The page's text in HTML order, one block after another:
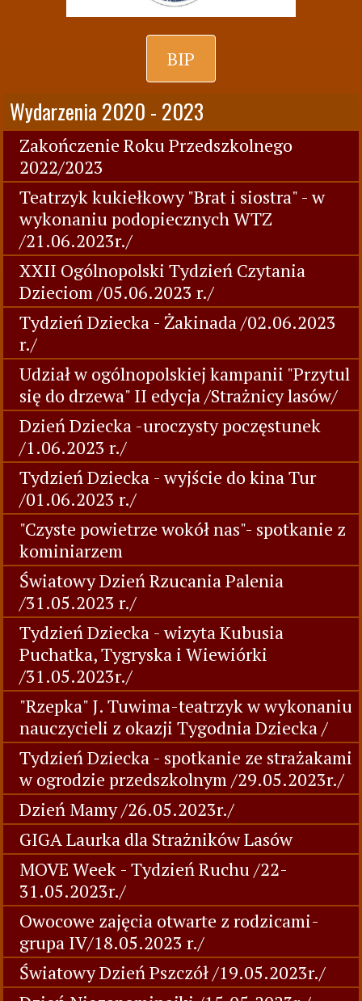
BIP
Wydarzenia 2020 - 2023
Zakończenie Roku Przedszkolnego
2022/2023
Teatrzyk kukiełkowy "Brat i siostra" - w
wykonaniu podopiecznych WTZ
/21.06.2023r./
XXII Ogólnopolski Tydzień Czytania
Dzieciom /05.06.2023 r./
Tydzień Dziecka - Żakinada /02.06.2023
r./
Udział w ogólnopolskiej kampanii "Przytul
się do drzewa" II edycja /Strażnicy lasów/
Dzień Dziecka -uroczysty poczęstunek
/1.06.2023 r./
Tydzień Dziecka - wyjście do kina Tur
/01.06.2023 r./
"Czyste powietrze wokół nas"- spotkanie z
kominiarzem
Światowy Dzień Rzucania Palenia
/31.05.2023 r./
Tydzień Dziecka - wizyta Kubusia
Puchatka, Tygryska i Wiewiórki
/31.05.2023r./
"Rzepka" J. Tuwima-teatrzyk w wykonaniu
nauczycieli z okazji Tygodnia Dziecka /
Tydzień Dziecka - spotkanie ze strażakami
w ogrodzie przedszkolnym /29.05.2023r./
Dzień Mamy /26.05.2023r./
GIGA Laurka dla Strażników Lasów
MOVE Week - Tydzień Ruchu /22-
31.05.2023r./
Owocowe zajęcia otwarte z rodzicami-
grupa IV/18.05.2023 r./
Światowy Dzień Pszczół /19.05.2023r./